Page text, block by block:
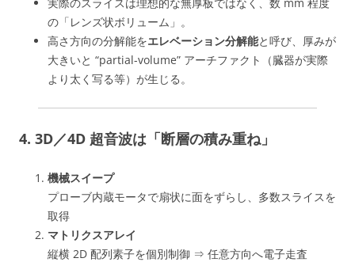
の「レンズ状ボリューム」。
高さ方向の分解能をエレベーション分解能と呼び、厚みが
大きいと “partial-volume” アーチファクト（臓器が実際
より太く写る等）が生じる。
4. 3D／4D 超音波は「断層の積み重ね」
機械スイープ
プローブ内蔵モータで扇状に面をずらし、多数スライスを
取得
マトリクスアレイ
縦横 2D 配列素子を個別制御 ⇒ 任意方向へ電子走査